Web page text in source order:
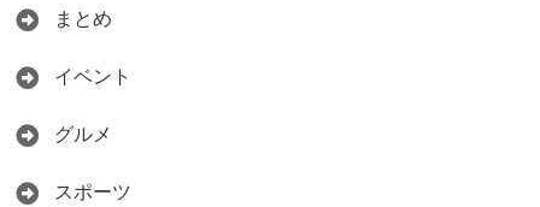
まとめ
イベント
グルメ
スポーツ